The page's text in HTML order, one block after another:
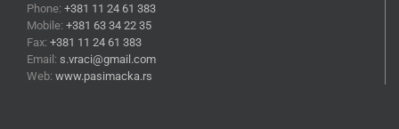
Phone: +381 11 24 61 383
Mobile: +381 63 34 22 35
Fax: +381 11 24 61 383
Email: s.vraci@gmail.com
Web: www.pasimacka.rs